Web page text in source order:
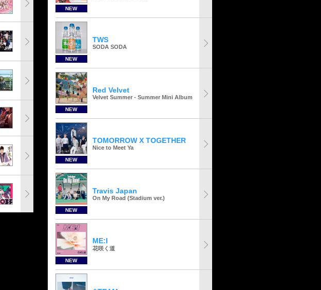
NEW
NEW
TWS
SODA SODA
NEW
Red Velvet
Velvet Summer - Summer Mini Album
NEW
TOMORROW X TOGETHER
Nice to Meet Ya
NEW
Travis Japan
On My Road (Stadium ver.)
NEW
ME:I
花咲く道